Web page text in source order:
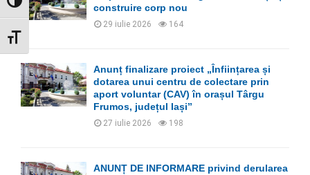
GLISOR NIVEL CONTRAST
GLISOR MĂRIME FONT
construire corp nou
29 iulie 2026 164
Anunț finalizare proiect „Înființarea și
dotarea unui centru de colectare prin
aport voluntar (CAV) în orașul Târgu
Frumos, județul Iași”
27 iulie 2026 198
ANUNȚ DE INFORMARE privind derularea